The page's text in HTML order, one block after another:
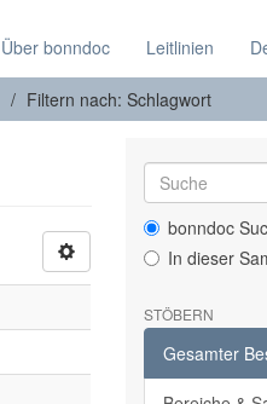
Über bonndoc Leitlinien
Filtern nach: Schlagwort
bonndoc
In dieser
STÖBERN
Gesamter